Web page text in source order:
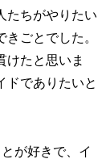
たちがやりたい
ごとでした。
けたと思いま
ドでありたいと
が好きで、イ